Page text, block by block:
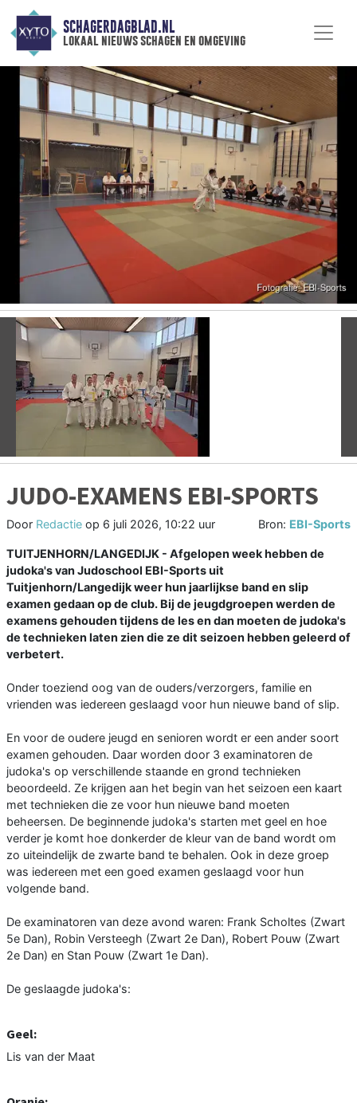
SCHAGERDAGBLAD.NL
lokaal nieuws schagen en omgeving
Vorige
JUDO-EXAMENS EBI-SPORTS
Door Redactie op 6 juli 2026, 10:22 uur Bron: EBI-Sports
TUITJENHORN/LANGEDIJK - Afgelopen week hebben de
judoka's van Judoschool EBI-Sports uit
Tuitjenhorn/Langedijk weer hun jaarlijkse band en slip
examen gedaan op de club. Bij de jeugdgroepen werden de
examens gehouden tijdens de les en dan moeten de judoka's
de technieken laten zien die ze dit seizoen hebben geleerd of
verbetert.
Onder toeziend oog van de ouders/verzorgers, familie en
vrienden was iedereen geslaagd voor hun nieuwe band of slip.
En voor de oudere jeugd en senioren wordt er een ander soort
examen gehouden. Daar worden door 3 examinatoren de
judoka's op verschillende staande en grond technieken
beoordeeld. Ze krijgen aan het begin van het seizoen een kaart
met technieken die ze voor hun nieuwe band moeten
beheersen. De beginnende judoka's starten met geel en hoe
verder je komt hoe donkerder de kleur van de band wordt om
zo uiteindelijk de zwarte band te behalen. Ook in deze groep
was iedereen met een goed examen geslaagd voor hun
volgende band.
De examinatoren van deze avond waren: Frank Scholtes (Zwart
5e Dan), Robin Versteegh (Zwart 2e Dan), Robert Pouw (Zwart
2e Dan) en Stan Pouw (Zwart 1e Dan).
De geslaagde judoka's:
Geel:
Lis van der Maat